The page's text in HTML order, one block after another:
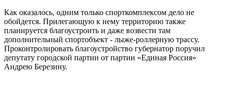
Как оказалось, одним только спорткомплексом дело не
обойдется. Прилегающую к нему территорию также
планируется благоустроить и даже возвести там
дополнительный спортобъект - лыже-роллерную трассу.
Проконтролировать благоустройство губернатор поручил
депутату городской партии от партии «Единая Россия»
Андрею Березину.